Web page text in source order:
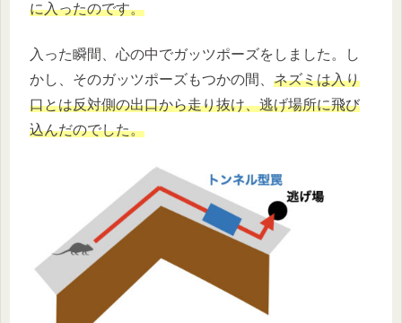
に入ったのです。
入った瞬間、心の中でガッツポーズをしました。し
かし、そのガッツポーズもつかの間、 ネズミは入り
口とは反対側の出口から走り抜け、逃げ場所に飛び
込んだのでした。